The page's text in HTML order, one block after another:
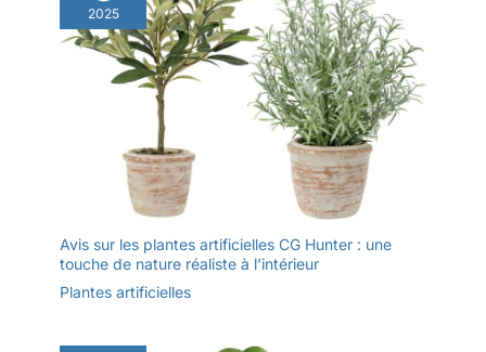
votre maison
2025
Avis sur les plantes artificielles CG Hunter : une
touche de nature réaliste à l’intérieur
Plantes artificielles